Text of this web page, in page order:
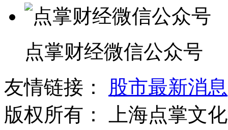
点掌财经微信公众号
友情链接：
股市最新消息
版权所有：
上海点掌文